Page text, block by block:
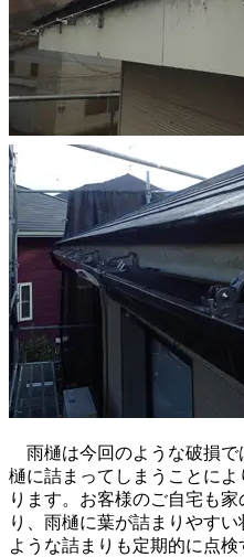
雨樋は今回のような破損で
樋に詰まってしまうことに
ります。お客様のご自宅も
り、雨樋に葉が詰まりやす
ような詰まりも定期的に点検